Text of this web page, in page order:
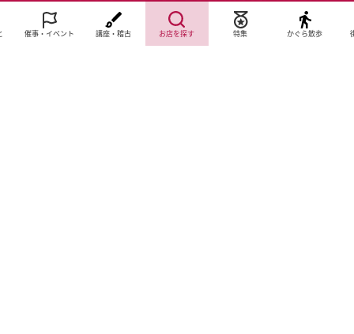
催事・イベント 講座・稽古 お店を探す 特集 かぐら散歩